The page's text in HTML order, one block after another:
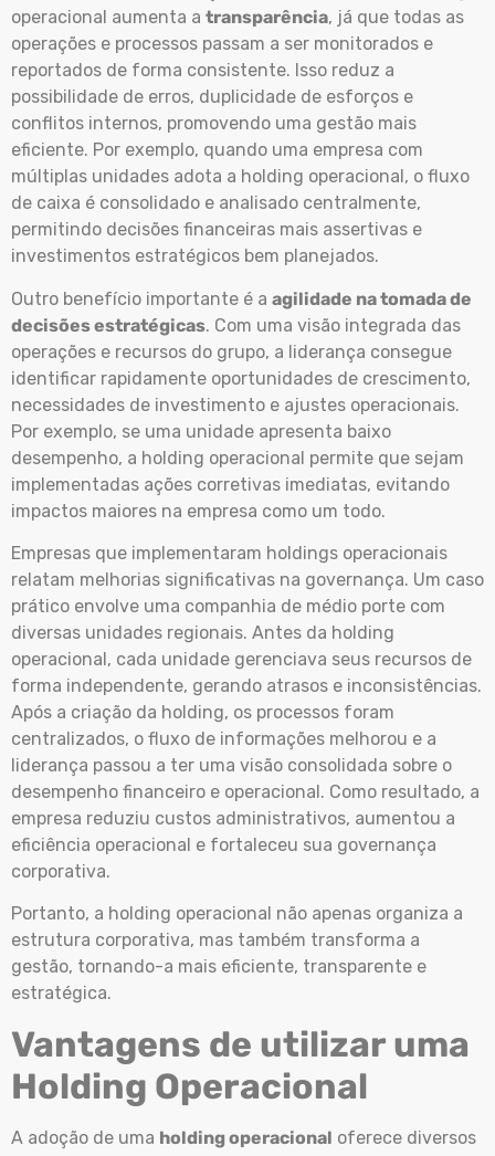
operacional aumenta a transparência, já que todas as
operações e processos passam a ser monitorados e
reportados de forma consistente. Isso reduz a
possibilidade de erros, duplicidade de esforços e
conflitos internos, promovendo uma gestão mais
eficiente. Por exemplo, quando uma empresa com
múltiplas unidades adota a holding operacional, o fluxo
de caixa é consolidado e analisado centralmente,
permitindo decisões financeiras mais assertivas e
investimentos estratégicos bem planejados.
Outro benefício importante é a agilidade na tomada de
decisões estratégicas. Com uma visão integrada das
operações e recursos do grupo, a liderança consegue
identificar rapidamente oportunidades de crescimento,
necessidades de investimento e ajustes operacionais.
Por exemplo, se uma unidade apresenta baixo
desempenho, a holding operacional permite que sejam
implementadas ações corretivas imediatas, evitando
impactos maiores na empresa como um todo.
Empresas que implementaram holdings operacionais
relatam melhorias significativas na governança. Um caso
prático envolve uma companhia de médio porte com
diversas unidades regionais. Antes da holding
operacional, cada unidade gerenciava seus recursos de
forma independente, gerando atrasos e inconsistências.
Após a criação da holding, os processos foram
centralizados, o fluxo de informações melhorou e a
liderança passou a ter uma visão consolidada sobre o
desempenho financeiro e operacional. Como resultado, a
empresa reduziu custos administrativos, aumentou a
eficiência operacional e fortaleceu sua governança
corporativa.
Portanto, a holding operacional não apenas organiza a
estrutura corporativa, mas também transforma a
gestão, tornando-a mais eficiente, transparente e
estratégica.
Vantagens de utilizar uma
Holding Operacional
A adoção de uma holding operacional oferece diversos